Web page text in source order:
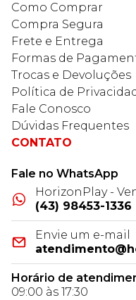
Como Comprar
Compra Segura
Frete e Entrega
Formas de
Trocas e Devoluções
Política de
Fale Conosco
Dúvidas Frequentes
CONTATO
Fale no WhatsApp
HorizonPlay -
(43) 98453-1336
Envie um e-mail
Horário de
09:00 às 17:30